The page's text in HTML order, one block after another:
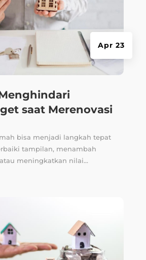
saat Merenovasi
Apr 23
bisa menjadi langkah tepat
tampilan, menambah
meningkatkan nilai...